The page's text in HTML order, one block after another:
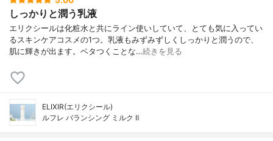
しっかりと潤う乳液
エリクシールは化粧水と共にライン使いしていて、とても気に入ってい
るスキンケアコスメの1つ。乳液もみずみずしくしっかりと潤うので、
肌に輝きが出ます。ベタつくことな…続きを見る
ELIXIR(エリクシール)
ルフレ バランシング ミルク Ⅱ